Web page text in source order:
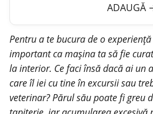
ADAUGĂ
Pentru a te bucura de o
important ca mașina ta să fie
la interior. Ce faci însă dacă ai un
care îl iei cu tine în excursii sau
veterinar? Părul său poate fi greu